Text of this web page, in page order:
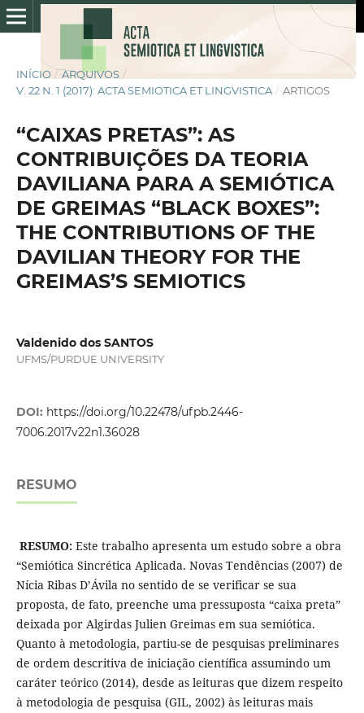
INÍCIO / ARQUIVOS /
V. 22 N. 1 (2017): ACTA SEMIOTICA ET LINGVISTICA / ARTIGOS
“CAIXAS PRETAS”: AS
CONTRIBUIÇÕES DA TEORIA
DAVILIANA PARA A SEMIÓTICA
DE GREIMAS “BLACK BOXES”:
THE CONTRIBUTIONS OF THE
DAVILIAN THEORY FOR THE
GREIMAS’S SEMIOTICS
Valdenido dos SANTOS
UFMS/PURDUE UNIVERSITY
DOI: https://doi.org/10.22478/ufpb.2446-
7006.2017v22n1.36028
RESUMO
RESUMO: Este trabalho apresenta um estudo sobre a obra
“Semiótica Sincrética Aplicada. Novas Tendências (2007) de
Nícia Ribas D’Ávila no sentido de se verificar se sua
proposta, de fato, preenche uma pressuposta “caixa preta”
deixada por Algirdas Julien Greimas em sua semiótica.
Quanto à metodologia, partiu-se de pesquisas preliminares
de ordem descritiva de iniciação científica assumindo um
caráter teórico (2014), desde as leituras que dizem respeito
à metodologia de pesquisa (GIL, 2002) às leituras mais